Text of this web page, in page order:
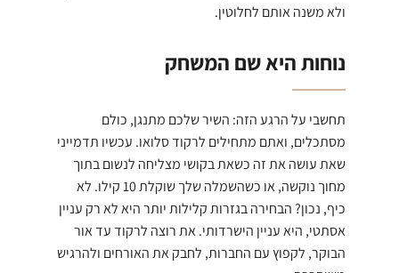
ולא משנה אותם לחלוטין.
נוחות היא שם המשחק
תחשבי על הרגע הזה: השיר שלכם מתנגן, כולם
מסתכלים, ואתם מתחילים לרקוד סלואו. עכשיו תדמייני
שאת עושה את זה כשאת בקושי מצליחה לנשום בתוך
מחוך נוקשה, או כשהשמלה שלך שוקלת 10 קילו. לא
כיף, נכון? הבחירה בגזרות קלילות יותר היא לא רק עניין
אסתטי, היא עניין הישרדותי. את רוצה לרקוד עד אור
הבוקר, לקפוץ עם החברות, לחבק את האורחים ולהרגיש